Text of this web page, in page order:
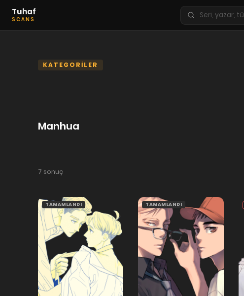
Tuhaf
SCANS
Seri
ara
Ekibe Katıl
Tüm Türler
KATEGORİLER
Manhua
7 sonuç
TAMAMLANDI TAMAMLANDI